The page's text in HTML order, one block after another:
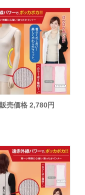
販売価格 2,780円